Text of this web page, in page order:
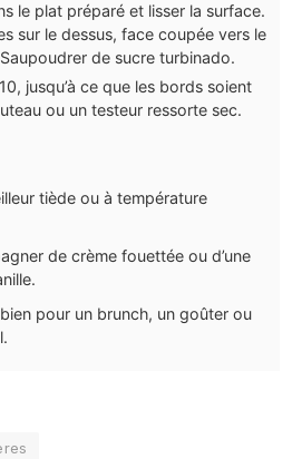
le plat préparé et lisser la surface.
sur le dessus, face coupée vers le
de sucre turbinado.
jusqu’à ce que les bords soient
ou un testeur ressorte sec.
tiède ou à température
de crème fouettée ou d’une
pour un brunch, un goûter ou